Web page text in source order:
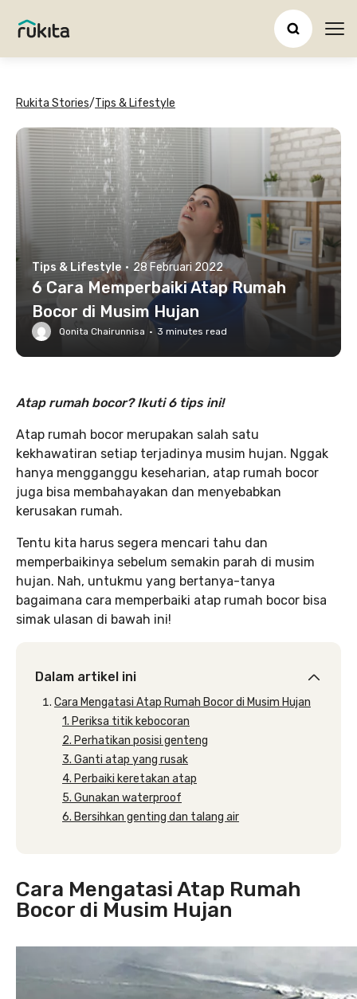
Rukita Stories/Tips & Lifestyle
Tips & Lifestyle · 28 Februari 2022
6 Cara Memperbaiki Atap Rumah
Bocor di Musim Hujan
Qonita Chairunnisa · 3 minutes read
Atap rumah bocor? Ikuti 6 tips ini!
Atap rumah bocor merupakan salah satu
kekhawatiran setiap terjadinya musim hujan. Nggak
hanya mengganggu keseharian, atap rumah bocor
juga bisa membahayakan dan menyebabkan
kerusakan rumah.
Tentu kita harus segera mencari tahu dan
memperbaikinya sebelum semakin parah di musim
hujan. Nah, untukmu yang bertanya-tanya
bagaimana cara memperbaiki atap rumah bocor bisa
simak ulasan di bawah ini!
Dalam artikel ini
Cara Mengatasi Atap Rumah Bocor di Musim Hujan
1. Periksa titik kebocoran
2. Perhatikan posisi genteng
3. Ganti atap yang rusak
4. Perbaiki keretakan atap
5. Gunakan waterproof
6. Bersihkan genting dan talang air
Cara Mengatasi Atap Rumah
Bocor di Musim Hujan